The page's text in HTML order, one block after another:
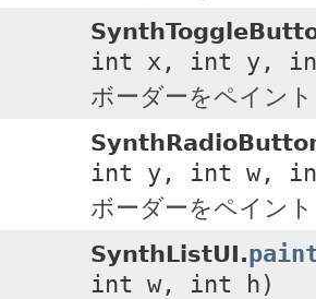
int x, int y,
ボーダーをペイン
int y, int w,
ボーダーをペイン
SynthListUI.
int w, int h)